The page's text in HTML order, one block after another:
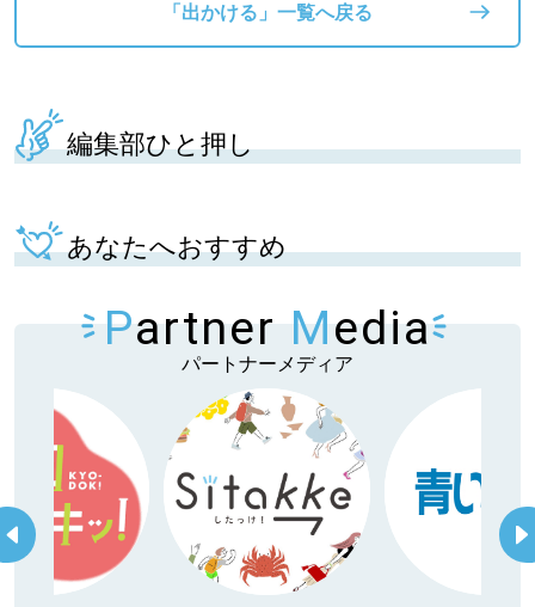
「出かける」一覧へ戻る
編集部ひと押し
あなたへおすすめ
Partner Media
パートナーメディア